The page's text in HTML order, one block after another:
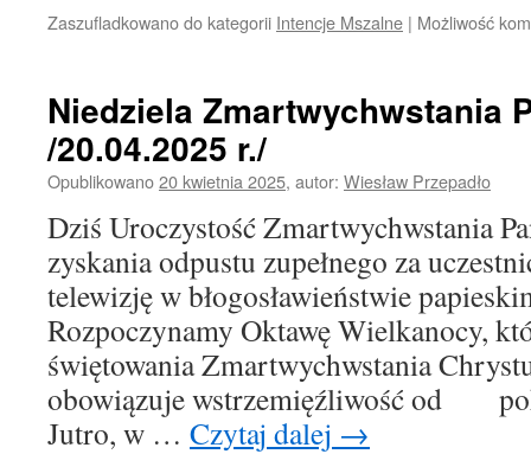
Zaszufladkowano do kategorii Intencje Mszalne | Możliwość
Niedziela Zmartwychwstania
/20.04.2025 r./
Opublikowano20 kwietnia 2025, autor: Wiesław Przepadło
Dziś Uroczystość Zmartwychwstania
zyskania odpustu zupełnego za
telewizję w błogosławieństwie
Rozpoczynamy Oktawę Wielkanocy,
świętowania Zmartwychwstania
obowiązuje wstrzemięźliwość od
Jutro, w … Czytaj dalej →